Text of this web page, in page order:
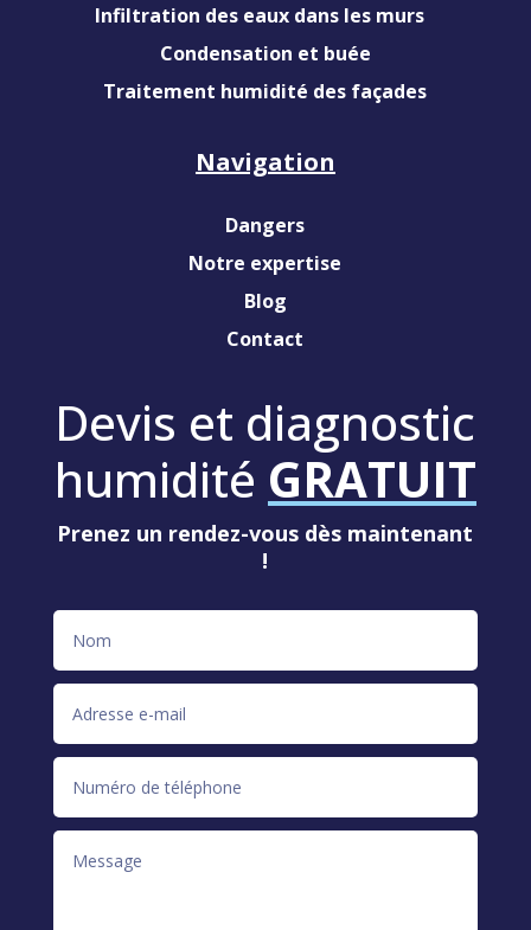
Infiltration des eaux dans les murs
Condensation et buée
Traitement humidité des façades
Navigation
Dangers
Notre expertise
Blog
Contact
Devis et diagnostic
humidité GRATUIT
Prenez un rendez-vous dès maintenant
!